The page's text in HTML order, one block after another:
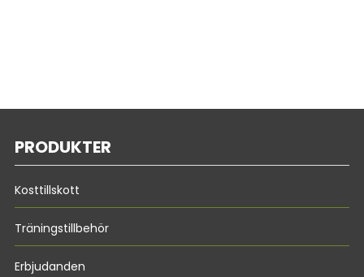
PRODUKTER
Kosttillskott
Träningstillbehör
Erbjudanden